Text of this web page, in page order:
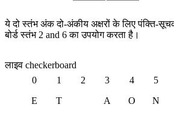
ये दो स्तंभ अंक दो-अंकीय अक्षरों के लिए पंक्ति-
बोर्ड स्तंभ 2 and 6 का उपयोग करता है।
लाइव checkerboard
0
1 2 3 4 5
E
T A O N